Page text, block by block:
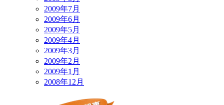
2009年7月
2009年6月
2009年5月
2009年4月
2009年3月
2009年2月
2009年1月
2008年12月